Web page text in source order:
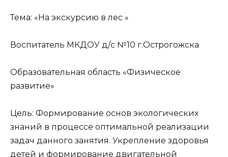
Тема: «На экскурсию в лес »
Воспитатель МКДОУ д/с №10 г.Острогожска
Образовательная область «Физическое
развитие»
Цель: Формирование основ экологических
знаний в процессе оптимальной реализации
задач данного занятия. Укрепление здоровья
детей и формирование двигательной